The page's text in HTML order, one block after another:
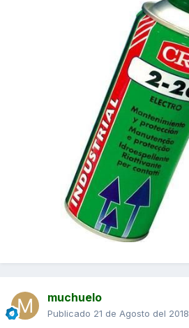
muchuelo
Publicado 21 de Agosto del 2018